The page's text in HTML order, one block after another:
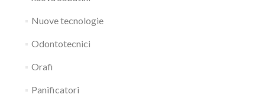
Nuove tecnologie
Odontotecnici
Orafi
Panificatori